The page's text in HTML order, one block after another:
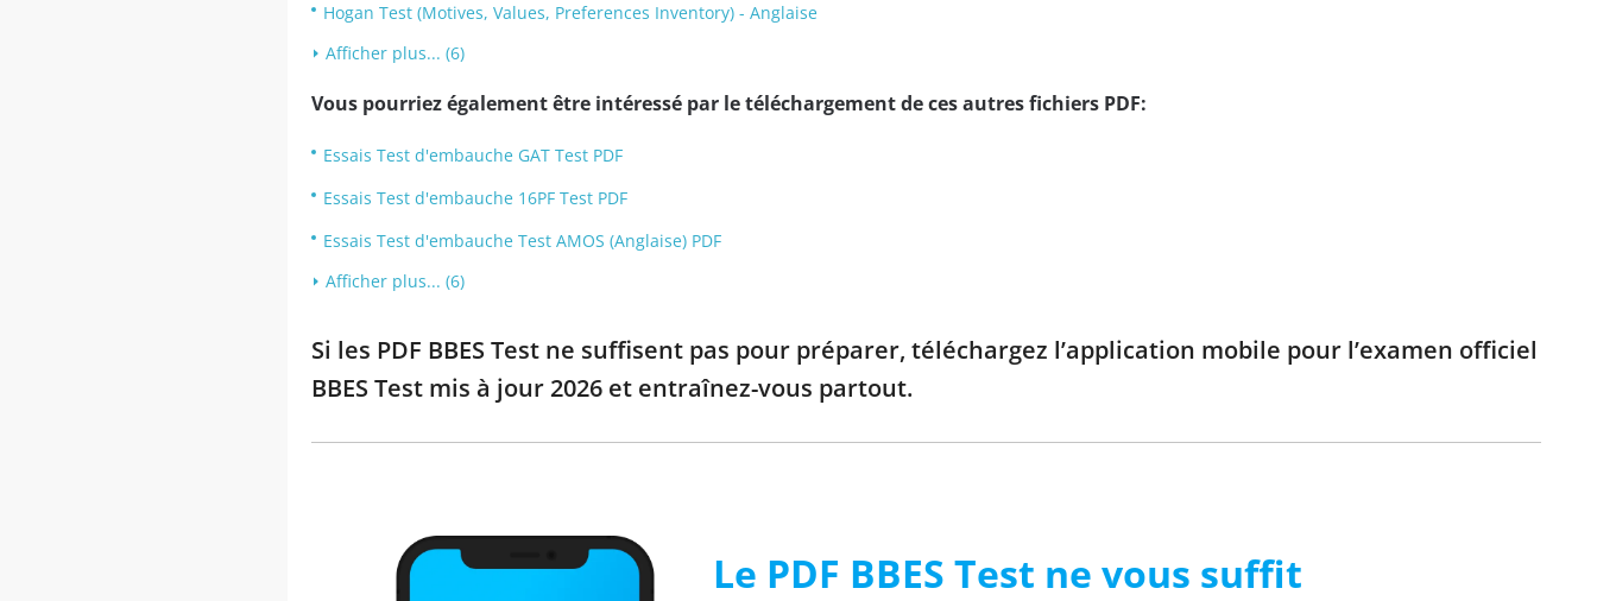
Hogan Test (Motives, Values, Preferences Inventory) - Anglaise
Afficher plus... (6)
Vous pourriez également être intéressé par le téléchargement de ces autres fichiers PDF:
Essais Test d'embauche GAT Test PDF
Essais Test d'embauche 16PF Test PDF
Essais Test d'embauche Test AMOS (Anglaise) PDF
Afficher plus... (6)
Si les PDF BBES Test ne suffisent pas pour préparer, téléchargez l’application mobile pour l’examen officiel
BBES Test mis à jour 2026 et entraînez-vous partout.
Le PDF BBES Test ne vous suffit